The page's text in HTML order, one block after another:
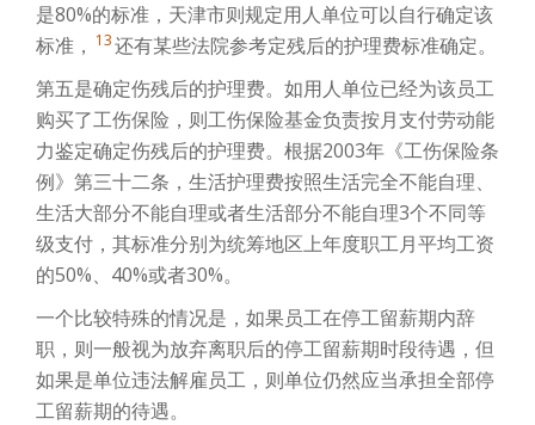
是80%的标准，天津市则规定用人单位可以自行确定该
标准， 13还有某些法院参考定残后的护理费标准确定。
第五是确定伤残后的护理费。如用人单位已经为该员工
购买了工伤保险，则工伤保险基金负责按月支付劳动能
力鉴定确定伤残后的护理费。根据2003年《工伤保险条
例》第三十二条，生活护理费按照生活完全不能自理、
生活大部分不能自理或者生活部分不能自理3个不同等
级支付，其标准分别为统筹地区上年度职工月平均工资
的50%、40%或者30%。
一个比较特殊的情况是，如果员工在停工留薪期内辞
职，则一般视为放弃离职后的停工留薪期时段待遇，但
如果是单位违法解雇员工，则单位仍然应当承担全部停
工留薪期的待遇。